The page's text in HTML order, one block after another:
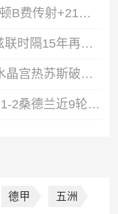
第3收官！曼联3-0双杀布莱顿B费传射+21助破纪录独享英超助攻王
惨遭降级！西汉姆联3-0利兹联时隔15年再度降级至英冠
85分夺冠收官！阿森纳2-1水晶宫热苏斯破门+失良机马杜埃凯建功
第10无缘欧战！十人切尔西1-2桑德兰近9轮仅1胜桑德兰第7进欧战
德甲 五洲